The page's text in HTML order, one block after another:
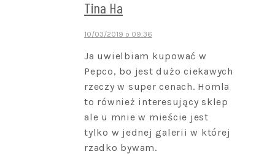
Tina Ha
10/03/2019 o 09:36
Ja uwielbiam kupować w
Pepco, bo jest dużo ciekawych
rzeczy w super cenach. Homla
to również interesujący sklep
ale u mnie w mieście jest
tylko w jednej galerii w której
rzadko bywam.